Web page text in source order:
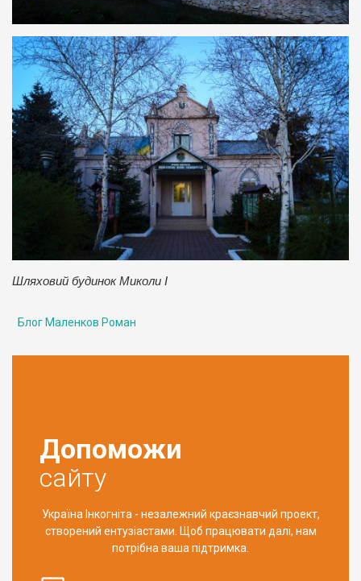
Шляховий будинок Миколи І
Блог Маленков Роман
Допоможи
сайту
Україна Інкогніта - незалежний краєзнавчий проект,
створений ентузіастами. Щоб працювати далі, нам
потрібна ваша підтримка.